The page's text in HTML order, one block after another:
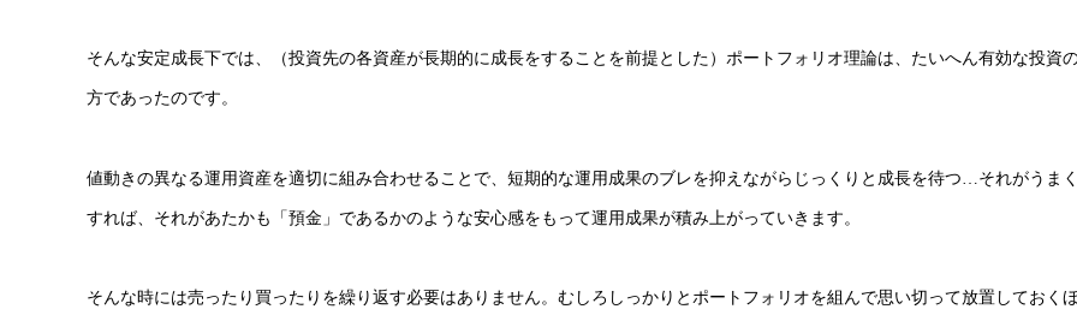
そんな安定成長下では、（投資先の各資産が長期的に成長をすることを前提とした）ポートフォリオ理論は、たいへん有効な投資
方であったのです。
値動きの異なる運用資産を適切に組み合わせることで、短期的な運用成果のブレを抑えながらじっくりと成長を待つ…それがうま
すれば、それがあたかも「預金」であるかのような安心感をもって運用成果が積み上がっていきます。
そんな時には売ったり買ったりを繰り返す必要はありません。むしろしっかりとポートフォリオを組んで思い切って放置しておく